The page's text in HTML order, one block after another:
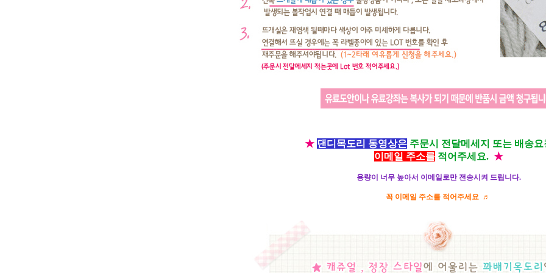
★ 댄디목도리 동영상은 주문시 전달메세지 또는 배송
이메일 주소를 적어주세요. ★
용량이 너무 높아서 이메일로만 전송시켜 드립니다.
꼭 이메일 주소를 적어주세요 ♬